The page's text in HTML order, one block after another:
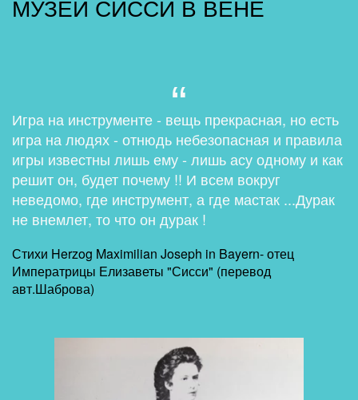
МУЗЕЙ СИССИ В ВЕНЕ
Игра на инструменте - вещь прекрасная, но есть
игра на людях - отнюдь небезопасная и правила
игры известны лишь ему - лишь асу одному и как
решит он, будет почему !! И всем вокруг
неведомо, где инструмент, а где мастак ...Дурак
не внемлет, то что он дурак !
Стихи Herzog Maximilian Joseph in Bayern- отец
Императрицы Елизаветы "Сисси" (перевод
авт.Шаброва)